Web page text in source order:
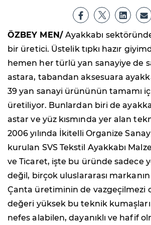
ÖZBEY MEN/ Ayakkabı
bir üretici. Üstelik tıpkı hazır
hemen her türlü yan sanayiye de
astara, tabandan aksesuara
39 yan sanayi ürününün tamamı
üretiliyor. Bunlardan biri de
astar ve yüz kısmında yer alan
2006 yılında İkitelli Organize
kurulan SVS Tekstil Ayakkabı
ve Ticaret, işte bu üründe sadece
değil, birçok uluslararası
Çanta üretiminin de vazgeçilmezi
değeri yüksek bu teknik
nefes alabilen, dayanıklı ve hafif